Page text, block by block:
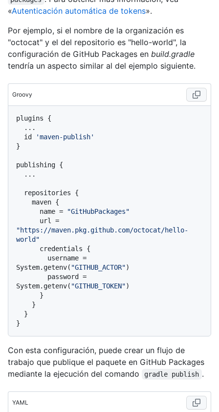
«Autenticación automática de tokens».
Por ejemplo, si el nombre de la organización es
"octocat" y el del repositorio es "hello-world", la
configuración de GitHub Packages en build.gradle
tendría un aspecto similar al del ejemplo siguiente.
Groovy
plugins {
  id
'maven-publish'
}
publishing {
      name =
"GitHubPackages"
"https://maven.pkg.github.com/octocat/hello-
world"
System.getenv( "GITHUB_ACTOR")
System.getenv( "GITHUB_TOKEN")
Con esta configuración, puede crear un flujo de
trabajo que publique el paquete en GitHub Packages
mediante la ejecución del comando
gradle publish .
YAML